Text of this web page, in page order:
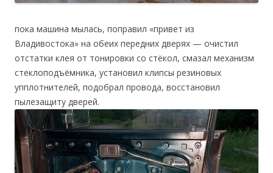
пока машина мылась, поправил «привет из
Владивостока» на обеих передних дверях — очистил
отстатки клея от тонировки со стёкол, смазал механизм
стеклоподъёмника, установил клипсы резиновых
упплотнителей, подобрал провода, восстановил
пылезащиту дверей.